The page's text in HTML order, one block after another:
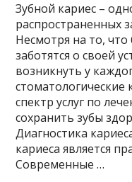
Зубной кариес –
распространенных
Несмотря на то,
заботятся о своей
возникнуть у
спектр услуг по
сохранить зубы
Диагностика
кариеса является
Современные …